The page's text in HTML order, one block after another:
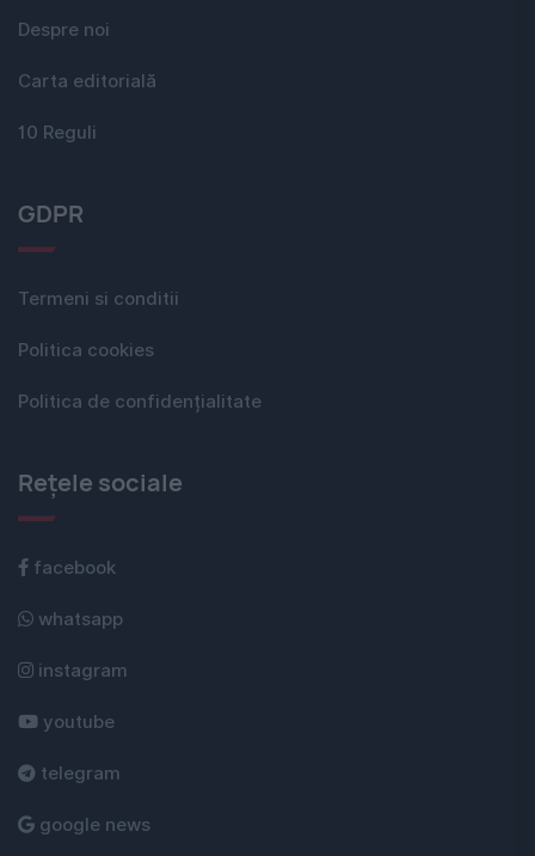
Despre noi
Carta editorială
10 Reguli
GDPR
Termeni si conditii
Politica cookies
Politica de confidențialitate
Rețele sociale
facebook
whatsapp
instagram
youtube
telegram
google news